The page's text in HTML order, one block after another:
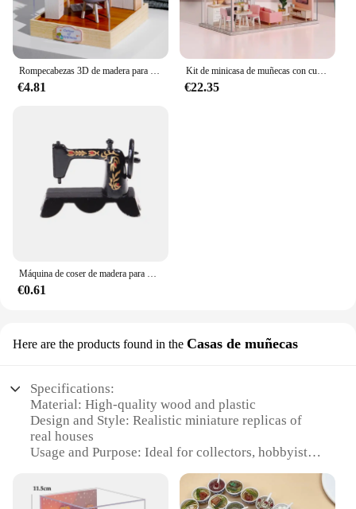
Rompecabezas 3D de madera para niños, juguete en miniatura, casa de muñecas hecha a mano, Kits de construcción, casa de café, regalos
€4.81
Kit de minicasa de muñecas con cubierta antipolvo, accesorios de madera para casa de muñecas, juguete para niños, regalo de cumpleaños y Navidad
€22.35
Máquina de coser de madera para Decoración de casa de muñecas, muebles en miniatura, Juguetes
€0.61
Here are the products found in the Casas de muñecas
Specifications:
Material: High-quality wood and plastic
Design and Style: Realistic miniature replicas of
real houses
Usage and Purpose: Ideal for collectors, hobbyists,
Typical Adaptive Scenario: Perfect for dioramas,
tabletop displays, and themed events